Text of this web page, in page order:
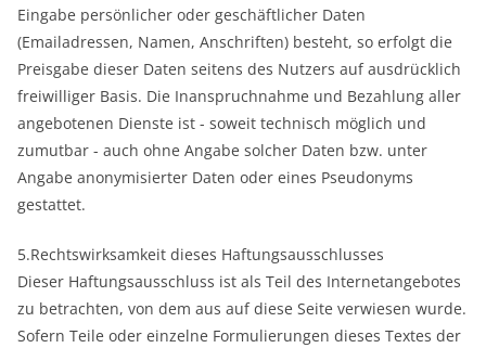
Eingabe persönlicher oder geschäftlicher Daten
(Emailadressen, Namen, Anschriften) besteht, so erfolgt die
Preisgabe dieser Daten seitens des Nutzers auf ausdrücklich
freiwilliger Basis. Die Inanspruchnahme und Bezahlung aller
angebotenen Dienste ist - soweit technisch möglich und
zumutbar - auch ohne Angabe solcher Daten bzw. unter
Angabe anonymisierter Daten oder eines Pseudonyms
gestattet.
5.Rechtswirksamkeit dieses Haftungsausschlusses
Dieser Haftungsausschluss ist als Teil des Internetangebotes
zu betrachten, von dem aus auf diese Seite verwiesen wurde.
Sofern Teile oder einzelne Formulierungen dieses Textes der